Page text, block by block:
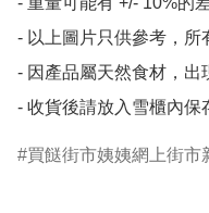
- 以上圖片只供參考，所
- 因產品屬天然食材，出
買餸街市姨姨網上街市